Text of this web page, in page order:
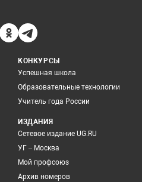
КОНКУРСЫ
Успешная школа
Образовательные технологии
Учитель года России
ИЗДАНИЯ
Сетевое издание UG.RU
УГ – Москва
Мой профсоюз
Архив номеров